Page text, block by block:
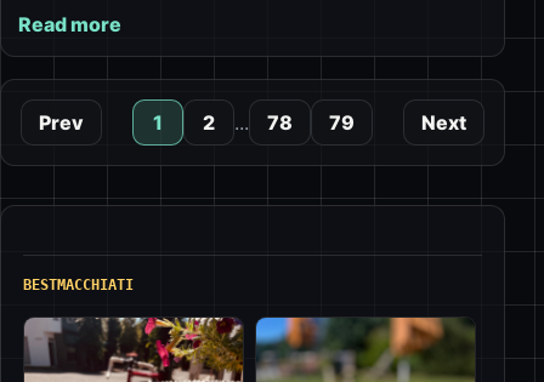
Read more
Prev 1 2 ... 78 79 Next
BESTMACCHIATI